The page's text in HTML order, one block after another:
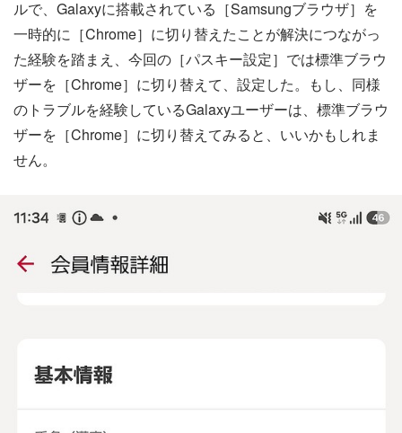
ルで、Galaxyに搭載されている［Samsungブラウザ］を
一時的に［Chrome］に切り替えたことが解決につながっ
た経験を踏まえ、今回の［パスキー設定］では標準ブラウ
ザーを［Chrome］に切り替えて、設定した。もし、同様
のトラブルを経験しているGalaxyユーザーは、標準ブラウ
ザーを［Chrome］に切り替えてみると、いいかもしれま
せん。